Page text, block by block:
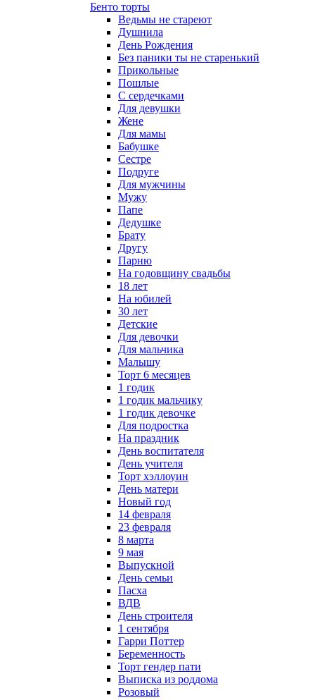
Бенто торты
Ведьмы не стареют
Душнила
День Рождения
Без паники ты не старенький
Прикольные
Пошлые
С сердечками
Для девушки
Жене
Для мамы
Бабушке
Сестре
Подруге
Для мужчины
Мужу
Папе
Дедушке
Брату
Другу
Парню
На годовщину свадьбы
18 лет
На юбилей
30 лет
Детские
Для девочки
Для мальчика
Малышу
Торт 6 месяцев
1 годик
1 годик мальчику
1 годик девочке
Для подростка
На праздник
День воспитателя
День учителя
Торт хэллоуин
День матери
Новый год
14 февраля
23 февраля
8 марта
9 мая
Выпускной
День семьи
Пасха
ВДВ
День строителя
1 сентября
Гарри Поттер
Беременность
Торт гендер пати
Выписка из роддома
Розовый